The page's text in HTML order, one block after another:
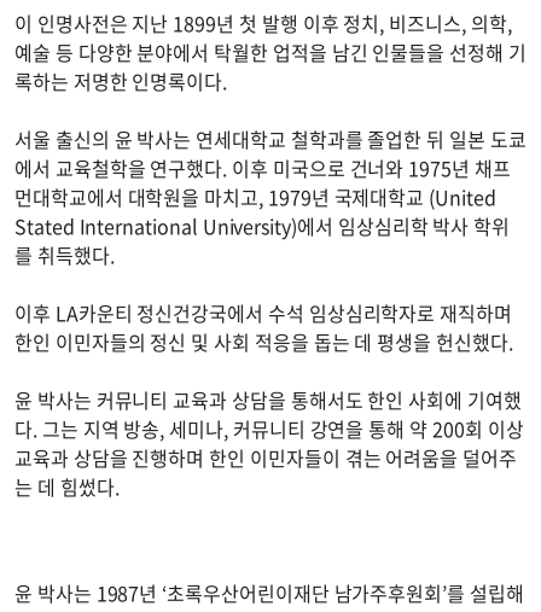
이 인명사전은 지난 1899년 첫 발행 이후 정치, 비즈니스, 의학,
예술 등 다양한 분야에서 탁월한 업적을 남긴 인물들을 선정해 기
록하는 저명한 인명록이다.
서울 출신의 윤 박사는 연세대학교 철학과를 졸업한 뒤 일본 도쿄
에서 교육철학을 연구했다. 이후 미국으로 건너와 1975년 채프
먼대학교에서 대학원을 마치고, 1979년 국제대학교 (United
Stated International University)에서 임상심리학 박사 학위
를 취득했다.
이후 LA카운티 정신건강국에서 수석 임상심리학자로 재직하며
한인 이민자들의 정신 및 사회 적응을 돕는 데 평생을 헌신했다.
윤 박사는 커뮤니티 교육과 상담을 통해서도 한인 사회에 기여했
다. 그는 지역 방송, 세미나, 커뮤니티 강연을 통해 약 200회 이상
교육과 상담을 진행하며 한인 이민자들이 겪는 어려움을 덜어주
는 데 힘썼다.
윤 박사는 1987년 ‘초록우산어린이재단 남가주후원회’를 설립해